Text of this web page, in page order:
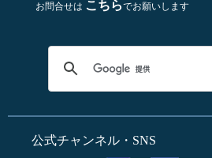
お問合せは こちらでお願いします
公式チャンネル・SNS